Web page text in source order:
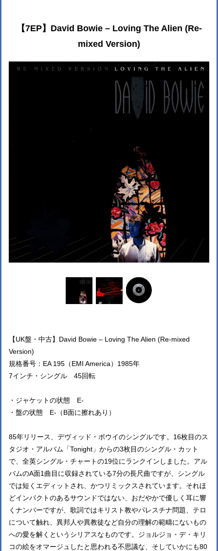
【7EP】David Bowie – Loving The Alien (Re-
mixed Version)
【UK盤・中古】David Bowie – Loving The Alien (Re-mixed
Version)
規格番号：EA 195（EMI America）1985年
7インチ・シングル 45回転
・ジャケットの状態 E-
・盤の状態 E-（B面に擦れあり）
85年リリース、デヴィッド・ボウイのシングルです。16枚目のス
タジオ・アルバム「Tonight」からの3枚目のシングル・カット
で、全英シングル・チャートの19位にランクインしました。アル
バムのA面1曲目に収録されている7分の長尺曲ですが、シングル
では短くエディットされ、かつリミックスされています。それほ
どインパクトのあるサウンドではない、おだやかで優しく耳に響
くナンバーですが、歌詞ではキリスト教やパレスチナ問題、テロ
について触れ、異邦人や異教徒など自分の理解の範疇にないもの
への愛を解くというシリアスなものです。ジョルジョ・デ・キリ
コの絵をオマージュしたと思われる不思議な、そしていかにも80